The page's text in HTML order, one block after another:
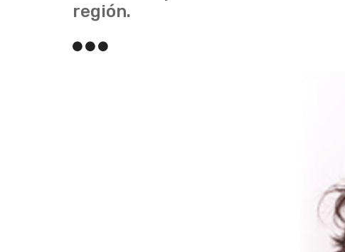
región.